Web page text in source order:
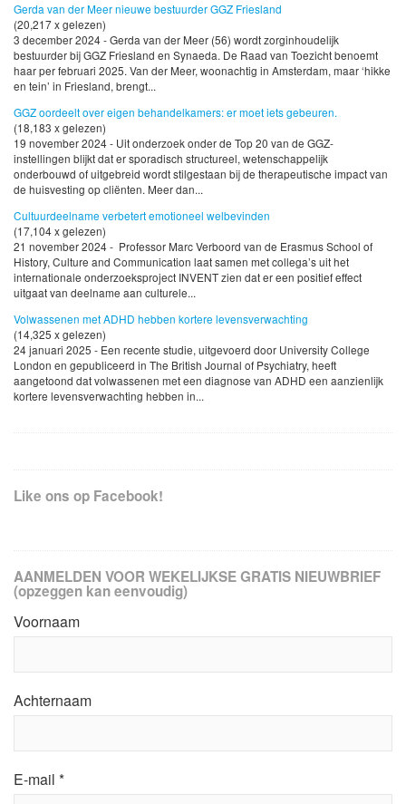
Gerda van der Meer nieuwe bestuurder GGZ Friesland
(20,217 x gelezen)
3 december 2024 - Gerda van der Meer (56) wordt zorginhoudelijk
bestuurder bij GGZ Friesland en Synaeda. De Raad van Toezicht benoemt
haar per februari 2025. Van der Meer, woonachtig in Amsterdam, maar ‘hikke
en tein’ in Friesland, brengt...
GGZ oordeelt over eigen behandelkamers: er moet iets gebeuren.
(18,183 x gelezen)
19 november 2024 - Uit onderzoek onder de Top 20 van de GGZ-
instellingen blijkt dat er sporadisch structureel, wetenschappelijk
onderbouwd of uitgebreid wordt stilgestaan bij de therapeutische impact van
de huisvesting op cliënten. Meer dan...
Cultuurdeelname verbetert emotioneel welbevinden
(17,104 x gelezen)
21 november 2024 - Professor Marc Verboord van de Erasmus School of
History, Culture and Communication laat samen met collega’s uit het
internationale onderzoeksproject INVENT zien dat er een positief effect
uitgaat van deelname aan culturele...
Volwassenen met ADHD hebben kortere levensverwachting
(14,325 x gelezen)
24 januari 2025 - Een recente studie, uitgevoerd door University College
London en gepubliceerd in The British Journal of Psychiatry, heeft
aangetoond dat volwassenen met een diagnose van ADHD een aanzienlijk
kortere levensverwachting hebben in...
Like ons op Facebook!
AANMELDEN VOOR WEKELIJKSE GRATIS NIEUWBRIEF
(opzeggen kan eenvoudig)
Voornaam
Achternaam
E-mail *